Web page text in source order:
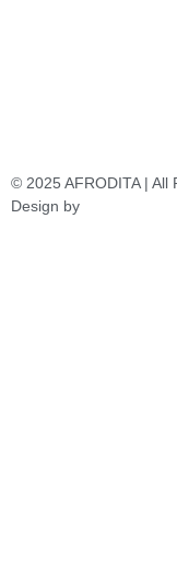
© 2025 AFRODITA | All
Design by